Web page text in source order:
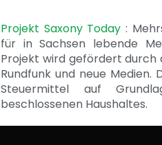
Projekt Saxony Today:
für in Sachsen lebende
Projekt wird gefördert durch
Rundfunk und neue
Steuermittel auf
beschlossenen Haushaltes.